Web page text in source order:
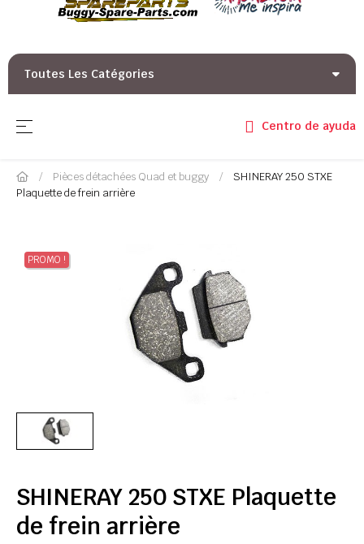
Toutes Les Catégories
Basculer la navigation
☰ Centro de ayuda
Pièces détachées Quad et buggy
SHINERAY 250 STXE
Plaquette de frein arrière
PROMO !
SHINERAY 250 STXE Plaquette
de frein arrière